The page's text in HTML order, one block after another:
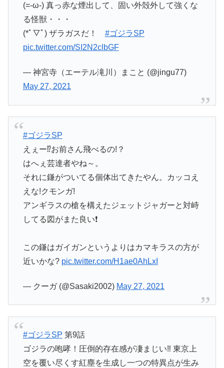
(=-ω-) 真っ赤な煙出して、固い外殻外して強くな
る怪獣・・・
(*ﾟ▽ﾟ) ザラガスだ！ #ゴジラSP
pic.twitter.com/SI2N2clbGF
— 神宮寺（エーテル滝川）まこと (@jingu77)
May 27, 2021
#ゴジラSP
えぇー⁉️お前さん飛べるの!？
はへぇ芸達者やね～。
それに鎌がついてる個体出てきたやん。カッコえ
えな!クモンガ!
アンギラスの槍を構えたジェットジャガーと対峙
してる図がまた良い❗
この鎌はガイガンというよりはカマキラスの方が
近いかな? pic.twitter.com/H1ae0AhLxI
— クーガ (@Sasaki2002) May 27, 2021
#ゴジラSP 第9話
ゴジラの咆哮！圧倒的存在感が凄まじい‼︎ 東京上
空を覆い尽くす紅塵を生成し一つの特異点が生み